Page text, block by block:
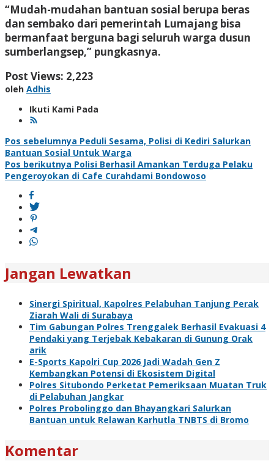
“Mudah-mudahan bantuan sosial berupa beras
dan sembako dari pemerintah Lumajang bisa
bermanfaat berguna bagi seluruh warga dusun
sumberlangsep,” pungkasnya.
Post Views: 2,223
oleh Adhis
Ikuti Kami Pada
Navigasi
pos
Pos sebelumnya Peduli Sesama, Polisi di Kediri Salurkan
Bantuan Sosial Untuk Warga
Pos berikutnya Polisi Berhasil Amankan Terduga Pelaku
Pengeroyokan di Cafe Curahdami Bondowoso
Jangan Lewatkan
Sinergi Spiritual, Kapolres Pelabuhan Tanjung Perak
Ziarah Wali di Surabaya
Tim Gabungan Polres Trenggalek Berhasil Evakuasi 4
Pendaki yang Terjebak Kebakaran di Gunung Orak
arik
E-Sports Kapolri Cup 2026 Jadi Wadah Gen Z
Kembangkan Potensi di Ekosistem Digital
Polres Situbondo Perketat Pemeriksaan Muatan Truk
di Pelabuhan Jangkar
Polres Probolinggo dan Bhayangkari Salurkan
Bantuan untuk Relawan Karhutla TNBTS di Bromo
Komentar